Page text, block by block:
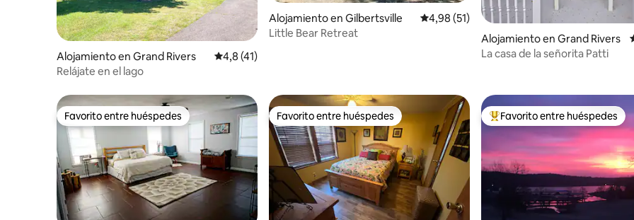
Alojamiento en Grand Rivers Calificación promedio: 4,8 de 5. 41 evaluaciones
4,8 (41)
Relájate en el lago
Alojamiento en Gilbertsville Calificación promedio: 4,98 de 5. 51
4,98 (51)
Little Bear Retreat
Alojamiento en Grand Rivers
La casa de la señorita Patti
Favorito entre huéspedes
Favorito entre huéspedes Favorito entre huéspedes
Favorito entre huéspedes Favorito entre los huéspedes
Favorito entre huéspedes